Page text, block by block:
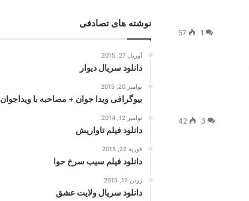
1
57
3
42
نوشته های تصادفی
آوریل 27, 2015
دانلود سریال دیوار
نوامبر 20, 2015
بیوگرافی ویدا جوان + مصاحبه با ویداجوان
نوامبر 12, 2014
دانلود فیلم تاواریش
فوریه 22, 2015
دانلود فیلم سیب سرخ حوا
ژوئن 17, 2015
دانلود سریال ولایت عشق